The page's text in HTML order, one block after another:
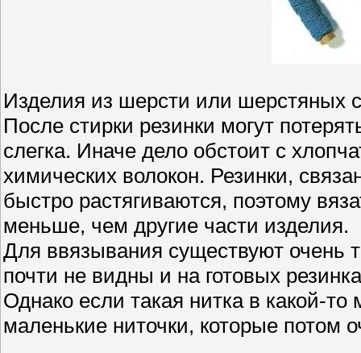
Изделия из шерсти или шерстяных
После стирки резинки могут
слегка. Иначе дело обстоит с
химических волокон. Резинки,
быстро растягиваются, поэтому
меньше, чем другие части изделия.
Для ввязывания существуют очень
почти не видны и на готовых
Однако если такая нитка в какой-
маленькие ниточки, которые потом